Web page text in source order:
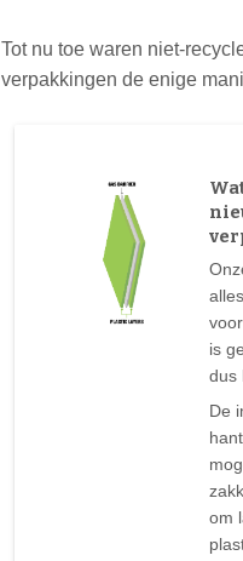
Tot nu toe waren niet-
verpakkingen de enige
is
dus
De
om